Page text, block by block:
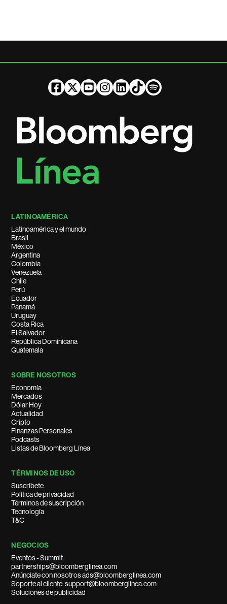
LATINOAMÉRICA
Latinoamérica y el mundo
Brasil
México
Argentina
Colombia
Venezuela
Chile
Perú
Ecuador
Panamá
Uruguay
Costa Rica
El Salvador
República Dominicana
Guatemala
SOBRE NOSOTROS
Economía
Mercados
Dólar Hoy
Actualidad
Cripto
Finanzas Personales
Podcasts
Listas de Bloomberg Línea
TÉRMINOS DE USO
Suscríbete
Política de privacidad
Términos de suscripción
Tecnología
T&C
NEGOCIOS
Eventos - Summit
partnerships@bloomberglinea.com
Anúnciate con nosotros ads@bloomberglinea.com
Soporte al cliente: support@bloomberglinea.com
Soluciones de publicidad